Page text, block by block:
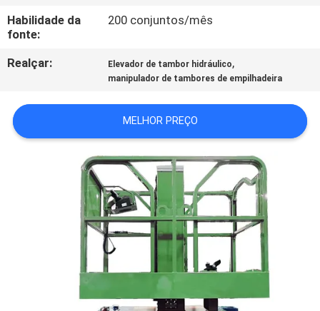
NOTÍCIAS
SOLICITE UM
ORÇAMENTO
MAPA
POLÍTICA
PRIVACIDADE
Habilidade da
fonte:
200 conjuntos/mês
Realçar: Elevador de tambor hidráulico,
manipulador de tambores de empilhadeira
MELHOR PREÇO